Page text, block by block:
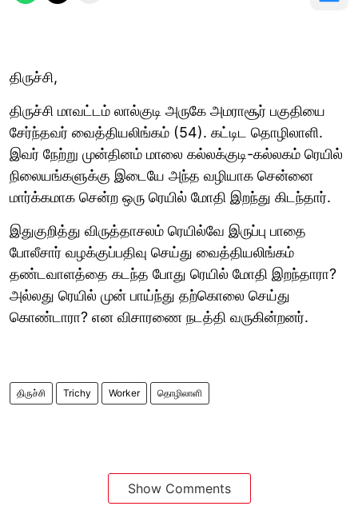
திருச்சி,
திருச்சி மாவட்டம் லால்குடி அருகே அமராசூர் பகுதியை
சேர்ந்தவர் வைத்தியலிங்கம் (54). கட்டிட தொழிலாளி.
இவர் நேற்று முன்தினம் மாலை கல்லக்குடி-கல்லகம் ரெயில்
நிலையங்களுக்கு இடையே அந்த வழியாக சென்னை
மார்க்கமாக சென்ற ஒரு ரெயில் மோதி இறந்து கிடந்தார்.
இதுகுறித்து விருத்தாசலம் ரெயில்வே இருப்பு பாதை
போலீசார் வழக்குப்பதிவு செய்து வைத்தியலிங்கம்
தண்டவாளத்தை கடந்த போது ரெயில் மோதி இறந்தாரா?
அல்லது ரெயில் முன் பாய்ந்து தற்கொலை செய்து
கொண்டாரா? என விசாரணை நடத்தி வருகின்றனர்.
திருச்சி Trichy Worker தொழிலாளி
Show Comments